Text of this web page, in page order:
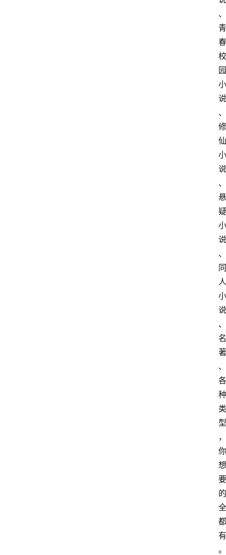
、
青
春
校
园
小
说
、
修
仙
小
说
、
悬
疑
小
说
、
同
人
小
说
、
名
著
、
各
种
类
型
，
你
想
要
的
全
都
有
。